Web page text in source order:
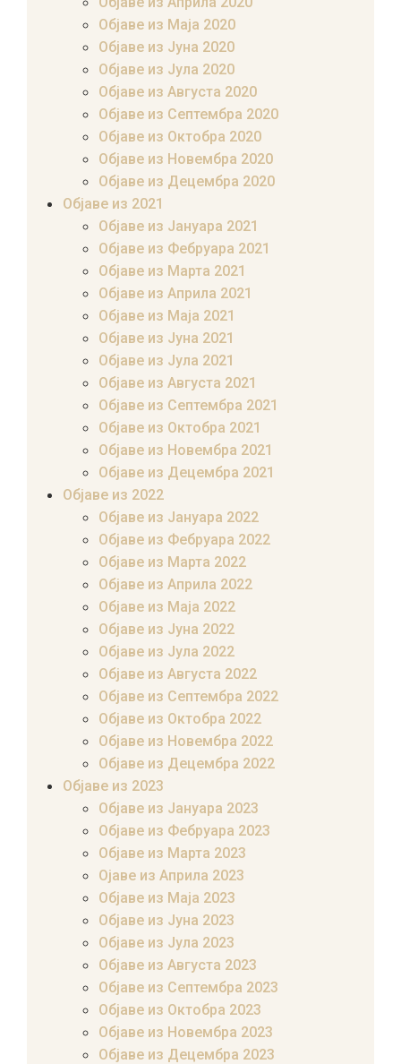
Објаве из Маја 2020
Објаве из Јуна 2020
Објаве из Јула 2020
Објаве из Августа 2020
Објаве из Септембра 2020
Објаве из Октобра 2020
Објаве из Новембра 2020
Објаве из Децембра 2020
Објаве из 2021
Објаве из Јануара 2021
Објаве из Фебруара 2021
Објаве из Марта 2021
Објаве из Априла 2021
Објаве из Маја 2021
Објаве из Јуна 2021
Објаве из Јула 2021
Објаве из Августа 2021
Објаве из Септембра 2021
Објаве из Октобра 2021
Објаве из Новембра 2021
Објаве из Децембра 2021
Објаве из 2022
Објаве из Јануара 2022
Објаве из Фебруара 2022
Објаве из Марта 2022
Објаве из Априла 2022
Објаве из Маја 2022
Објаве из Јуна 2022
Објаве из Јула 2022
Објаве из Августа 2022
Објаве из Септембра 2022
Објаве из Октобра 2022
Објаве из Новембра 2022
Објаве из Децембра 2022
Објаве из 2023
Објаве из Јануара 2023
Објаве из Фебруара 2023
Објаве из Марта 2023
Ојаве из Априла 2023
Објаве из Маја 2023
Објаве из Јуна 2023
Објаве из Јула 2023
Објаве из Августа 2023
Објаве из Септембра 2023
Објаве из Октобра 2023
Објаве из Новембра 2023
Објаве из Децембра 2023